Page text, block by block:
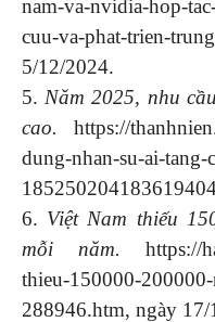
nam-va-nvidia-hop-
cuu-va-phat-trien-
5/12/2024.
5. Năm 2025, nhu
cao. https://
dung-nhan-su-ai-tang-
6. Việt Nam thiếu
mỗi năm. https://
thieu-150000-
288946.htm, ngày 17/